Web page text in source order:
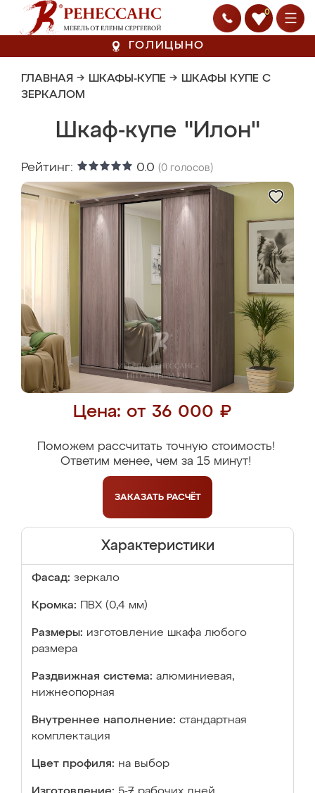
0
ГОЛИЦЫНО
ГЛАВНАЯ → ШКАФЫ-КУПЕ → ШКАФЫ КУПЕ С
ЗЕРКАЛОМ
Шкаф-купе "Илон"
Рейтинг: 0.0 (0 голосов)
Цена: от 36 000 ₽
Поможем рассчитать точную стоимость!
Ответим менее, чем за 15 минут!
ЗАКАЗАТЬ РАСЧЁТ
Характеристики
Фасад: зеркало
Кромка: ПВХ (0,4 мм)
Размеры: изготовление шкафа любого
размера
Раздвижная система: алюминиевая,
нижнеопорная
Внутреннее наполнение: стандартная
комплектация
Цвет профиля: на выбор